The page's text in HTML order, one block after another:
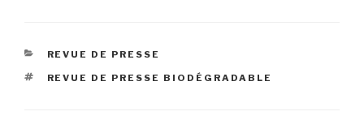
CATÉGORIES
REVUE DE PRESSE
ÉTIQUETTES
REVUE DE PRESSE BIODÉGRADABLE